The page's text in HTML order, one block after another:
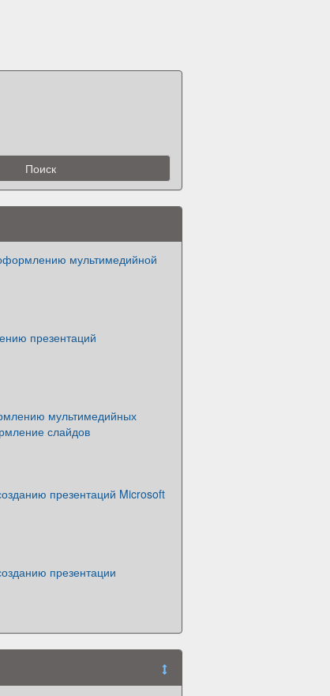
мультимедийной
презентаций
мультимедийных
слайдов
презентаций Microsoft
презентации